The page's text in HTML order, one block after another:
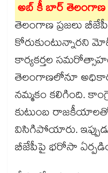
అబ్‌‌‌‌ కీ బార్‌‌‌‌
తెలంగాణ ప్రజలు
కోరుకుంటున్నారని
కార్యకర్తల
తెలంగాణలోనూ
నమ్మకం కలిగింది.
కుటుంబ
విసిగిపోయారు.
బీజేపీపై భరోసా